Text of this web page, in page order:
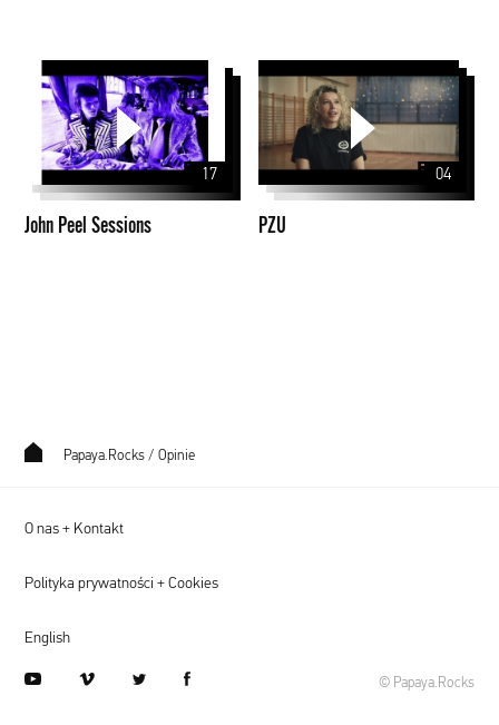
John
Peel
Sessions
17
John Peel Sessions
PZU
04
PZU
Papaya.Rocks / Opinie
O nas + Kontakt
Polityka prywatności + Cookies
English
© Papaya.Rocks
youtube vimeo twitter facebook